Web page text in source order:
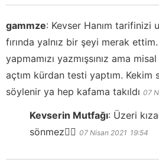
gammze: Kevser Hanım tarifinizi
fırında yalnız bir şeyi merak
yapmamızı yazmışsınız ama
açtım kürdan testi yaptım. Kekim
söylenir ya hep kafama takıldı 07
Kevserin Mutfağı: Üzeri
sönmez👍🏻 07 Nisan 2021 19:54